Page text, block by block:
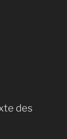
des